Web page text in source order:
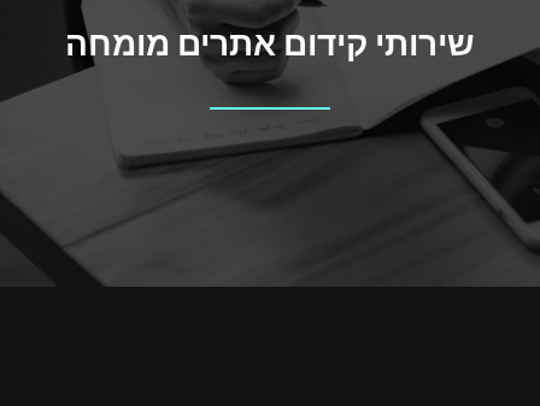
שירותי קידום אתרים מומחה